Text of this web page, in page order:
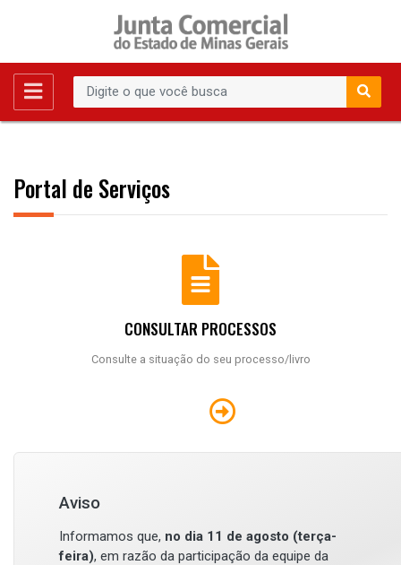
Portal de Serviços
CONSULTAR PROCESSOS
Consulte a situação do seu processo/livro
Aviso
Informamos que, no dia 11 de agosto (terça-
feira), em razão da participação da equipe da